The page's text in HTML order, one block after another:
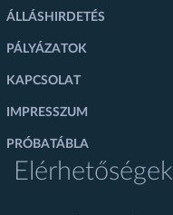
ÁLLÁSHIRDETÉS
PÁLYÁZATOK
KAPCSOLAT
IMPRESSZUM
PRÓBATÁBLA
Elérhetőségek